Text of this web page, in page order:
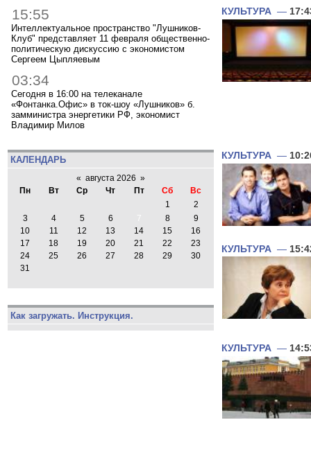
15:55
Интеллектуальное пространство "Лушников-
Клуб" представляет 11 февраля общественно-
политическую дискуссию с экономистом
Сергеем Цыпляевым
03:34
Сегодня в 16:00 на телеканале
«Фонтанка.Офис» в ток-шоу «Лушников» б.
замминистра энергетики РФ, экономист
Владимир Милов
КАЛЕНДАРЬ
« августа 2026 »
Пн
Вт Ср Чт Пт Сб
Вс
1
2
3
4 5 6 7 8
9
10
11 12 13 14 15
16
17
18 19 20 21 22
23
24
25 26 27 28 29
30
31
Как загружать. Инструкция.
КУЛЬТУРА —
КУЛЬТУРА —
КУЛЬТУРА —
КУЛЬТУРА —